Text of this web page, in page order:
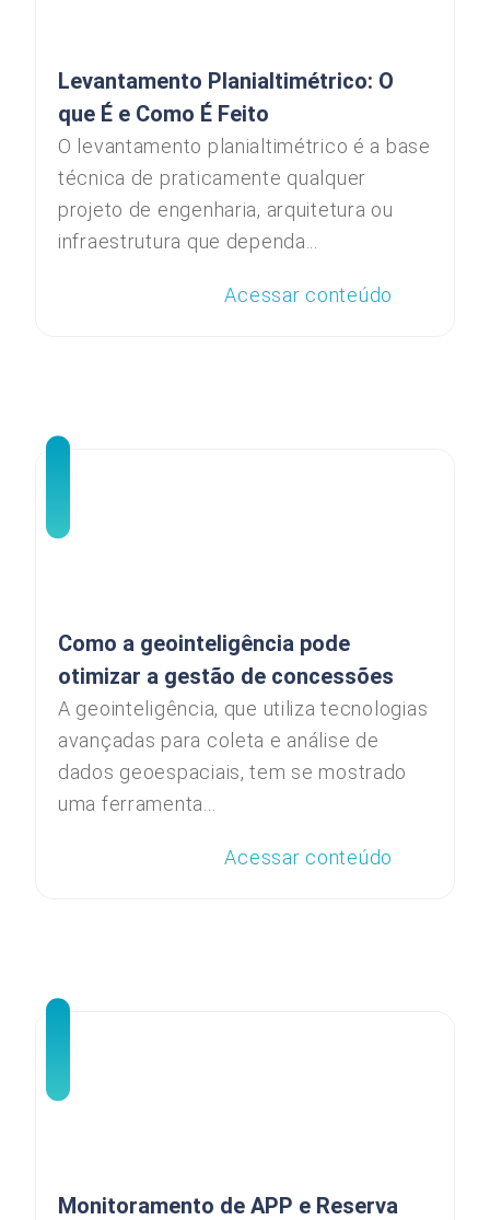
Levantamento Planialtimétrico: O
que É e Como É Feito
O levantamento planialtimétrico é a base
técnica de praticamente qualquer
projeto de engenharia, arquitetura ou
infraestrutura que dependa...
Acessar conteúdo
Como a geointeligência pode
otimizar a gestão de concessões
A geointeligência, que utiliza tecnologias
avançadas para coleta e análise de
dados geoespaciais, tem se mostrado
uma ferramenta...
Acessar conteúdo
Monitoramento de APP e Reserva